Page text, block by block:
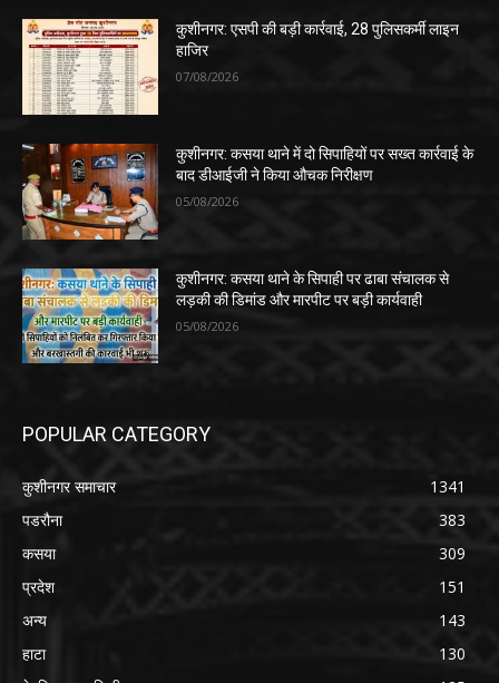
कुशीनगर: एसपी की बड़ी कार्रवाई, 28 पुलिसकर्मी लाइन
हाजिर
07/08/2026
कुशीनगर: कसया थाने में दो सिपाहियों पर सख्त कार्रवाई के
बाद डीआईजी ने किया औचक निरीक्षण
05/08/2026
कुशीनगर: कसया थाने के सिपाही पर ढाबा संचालक से
लड़की की डिमांड और मारपीट पर बड़ी कार्यवाही
05/08/2026
POPULAR CATEGORY
कुशीनगर समाचार
1341
पडरौना
383
कसया
309
प्रदेश
151
अन्य
143
हाटा
130